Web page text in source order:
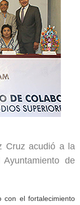
Cruz acudió a la
de
con el fortalecimiento